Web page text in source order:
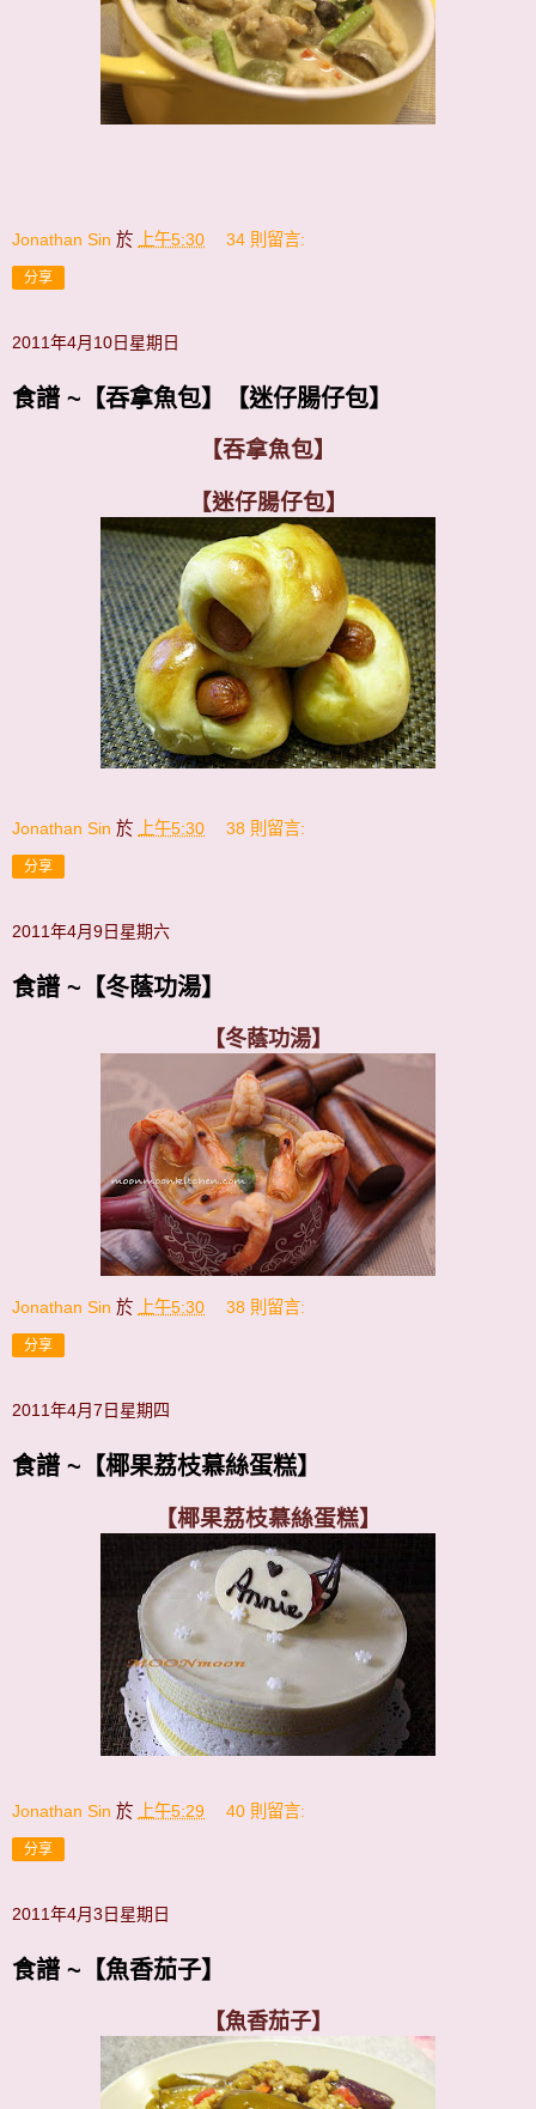
Jonathan Sin 於 上午5:30 34 則留言:
分享
2011年4月10日星期日
食譜 ~【吞拿魚包】【迷仔腸仔包】
【吞拿魚包】
【迷仔腸仔包】
Jonathan Sin 於 上午5:30 38 則留言:
分享
2011年4月9日星期六
食譜 ~【冬蔭功湯】
【冬蔭功湯】
Jonathan Sin 於 上午5:30 38 則留言:
分享
2011年4月7日星期四
食譜 ~【椰果荔枝慕絲蛋糕】
【椰果荔枝慕絲蛋糕】
Jonathan Sin 於 上午5:29 40 則留言:
分享
2011年4月3日星期日
食譜 ~【魚香茄子】
【魚香茄子】